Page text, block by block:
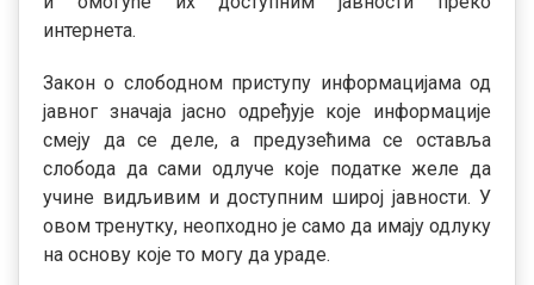
интернета.
Закон о слободном приступу информацијама од
јавног значаја јасно одређује које информације
смеју да се деле, а предузећима се оставља
слобода да сами одлуче које податке желе да
учине видљивим и доступним широј јавности. У
овом тренутку, неопходно је само да имају одлуку
на основу које то могу да ураде.